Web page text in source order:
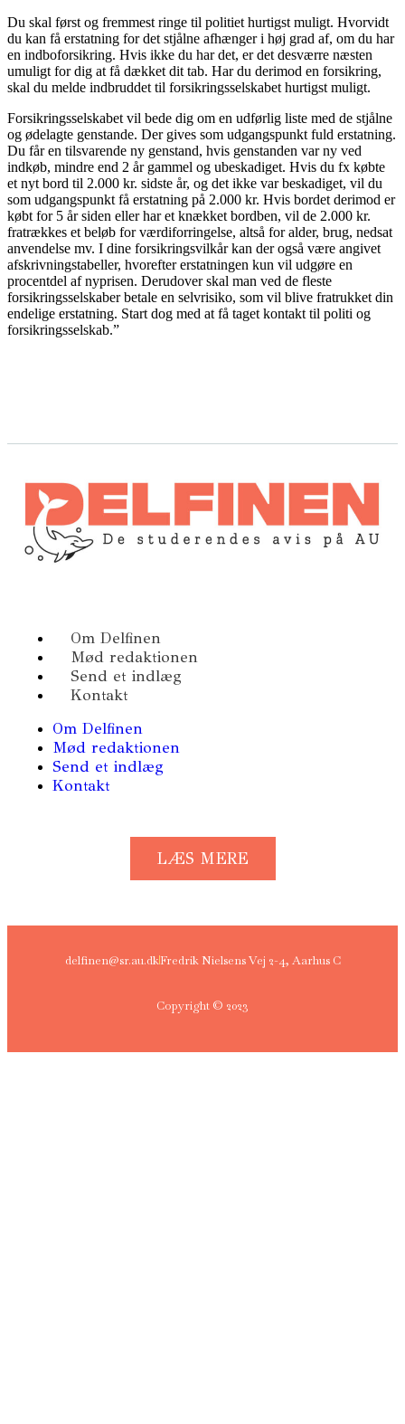
Du skal først og fremmest ringe til politiet hurtigst muligt. Hvorvidt
du kan få erstatning for det stjålne afhænger i høj grad af, om du har
en indboforsikring. Hvis ikke du har det, er det desværre næsten
umuligt for dig at få dækket dit tab. Har du derimod en forsikring,
skal du melde indbruddet til forsikringsselskabet hurtigst muligt.
Forsikringsselskabet vil bede dig om en udførlig liste med de stjålne
og ødelagte genstande. Der gives som udgangspunkt fuld erstatning.
Du får en tilsvarende ny genstand, hvis genstanden var ny ved
indkøb, mindre end 2 år gammel og ubeskadiget. Hvis du fx købte
et nyt bord til 2.000 kr. sidste år, og det ikke var beskadiget, vil du
som udgangspunkt få erstatning på 2.000 kr. Hvis bordet derimod er
købt for 5 år siden eller har et knækket bordben, vil de 2.000 kr.
fratrækkes et beløb for værdiforringelse, altså for alder, brug, nedsat
anvendelse mv. I dine forsikringsvilkår kan der også være angivet
afskrivningstabeller, hvorefter erstatningen kun vil udgøre en
procentdel af nyprisen. Derudover skal man ved de fleste
forsikringsselskaber betale en selvrisiko, som vil blive fratrukket din
endelige erstatning. Start dog med at få taget kontakt til politi og
forsikringsselskab.”
Om Delfinen
Mød redaktionen
Send et indlæg
Kontakt
Om Delfinen
Mød redaktionen
Send et indlæg
Kontakt
LÆS MERE
Copyright © 2023
delfinen@sr.au.dkFredrik Nielsens Vej 2-4, Aarhus C